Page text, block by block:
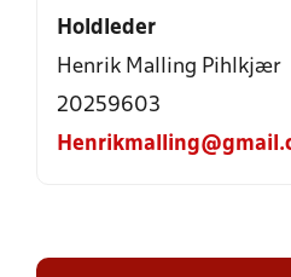
Holdleder
Henrik Malling Pihlkjær
20259603